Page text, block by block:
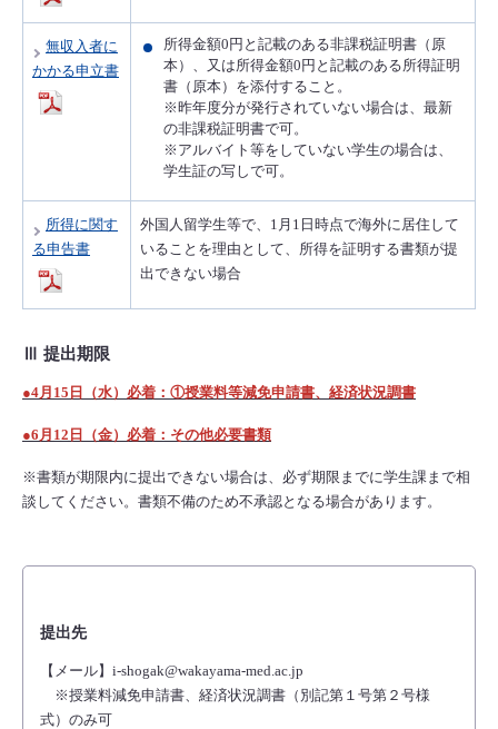
無収入者に
かかる申立書
所得金額0円と記載のある非課税証明書（原
本）、又は所得金額0円と記載のある所得証明
書（原本）を添付すること。
※昨年度分が発行されていない場合は、最新
の非課税証明書で可。
※アルバイト等をしていない学生の場合は、
学生証の写しで可。
所得に関す
る申告書
外国人留学生等で、1月1日時点で海外に居住して
いることを理由として、所得を証明する書類が提
出できない場合
Ⅲ 提出期限
●4月15日（水）必着：①授業料等減免申請書、経済状況調書
●6月12日（金）必着：その他必要書類
※書類が期限内に提出できない場合は、必ず期限までに学生課まで相
談してください。書類不備のため不承認となる場合があります。
提出先
【メール】i-shogak@wakayama-med.ac.jp
※授業料減免申請書、経済状況調書（別記第１号第２号様
式）のみ可